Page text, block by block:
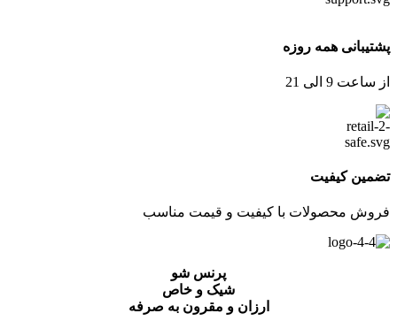
پشتیبانی همه روزه
از ساعت 9 الی 21
تضمین کیفیت
فروش محصولات با کیفیت و قیمت مناسب
پرنس شو
شیک و خاص
ارزان و مقرون به صرفه